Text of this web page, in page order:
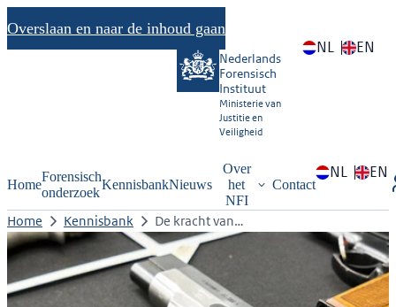
Overslaan en naar de inhoud gaan
NL EN
Nederlands
Forensisch
Instituut
Ministerie van
Justitie en
Veiligheid
Home
Forensisch
onderzoek
KennisbankNieuws
Over
het
NFI
Contact
NL EN
Home Kennisbank De kracht van…